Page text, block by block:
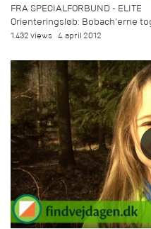
FRA SPECIALFORBUND - ELITE
Orienteringsløb: Bobach'erne
1.432 views 4. april 2012